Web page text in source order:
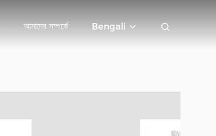
আমাদের সম্পর্কে Bengali